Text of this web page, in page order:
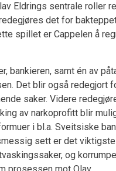
Eldrings sentrale roller
det for
spillet er Cappelen å
bankieren, samt én av
Det blir også redegjort
saker. Videre
av narkoprofitt blir
i bl.a. Sveitsiske
sett er det
og